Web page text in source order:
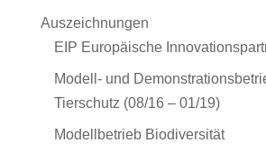
Auszeichnungen
EIP Europäische
Modell- und
Tierschutz (08/16 – 01/19)
Modellbetrieb Biodiversität